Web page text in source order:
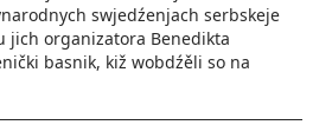
swjedźenjach serbskeje
jich organizatora Benedikta
basnik, kiž wobdźěli so na